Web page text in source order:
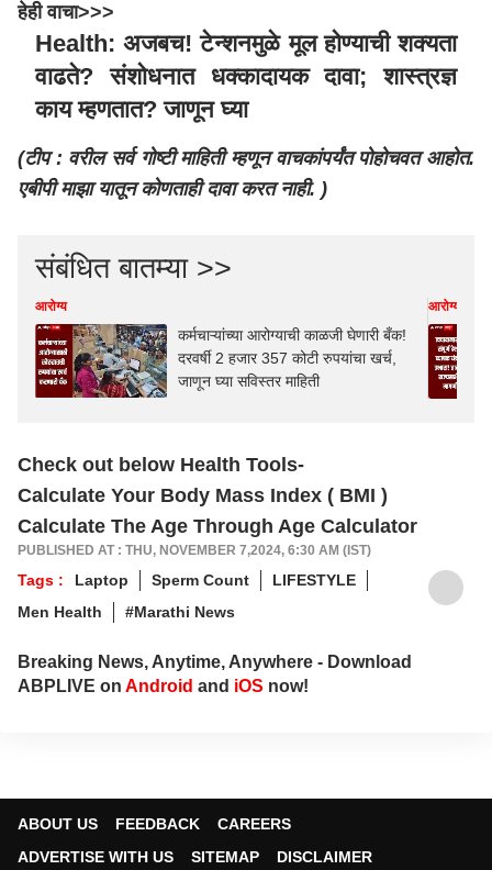
हेही वाचा>>>
Health: अजबच! टेन्शनमुळे मूल होण्याची शक्यता
वाढते? संशोधनात धक्कादायक दावा; शास्त्रज्ञ
काय म्हणतात? जाणून घ्या
(टीप : वरील सर्व गोष्टी माहिती म्हणून वाचकांपर्यंत पोहोचवत आहोत.
एबीपी माझा यातून कोणताही दावा करत नाही. )
संबंधित बातम्या >>
आरोग्य
कर्मचाऱ्यांच्या आरोग्याची काळजी घेणारी बँक!
दरवर्षी 2 हजार 357 कोटी रुपयांचा खर्च,
जाणून घ्या सविस्तर माहिती
आरोग्य
Check out below Health Tools-
Calculate Your Body Mass Index ( BMI )
Calculate The Age Through Age Calculator
PUBLISHED AT : THU, NOVEMBER 7,2024, 6:30 AM (IST)
Tags : Laptop Sperm Count
LIFESTYLE
Men Health
#Marathi News
Breaking News, Anytime, Anywhere - Download
ABPLIVE on Android and iOS now!
ABOUT US FEEDBACK
CAREERS
ADVERTISE WITH US
SITEMAP DISCLAIMER